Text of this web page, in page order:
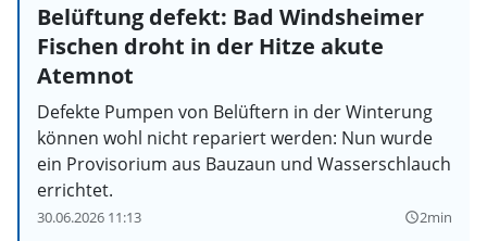
Belüftung defekt: Bad Windsheimer
Fischen droht in der Hitze akute
Atemnot
Defekte Pumpen von Belüftern in der Winterung
können wohl nicht repariert werden: Nun wurde
ein Provisorium aus Bauzaun und Wasserschlauch
errichtet.
30.06.2026 11:13 query_builder2min